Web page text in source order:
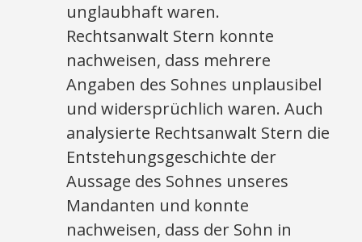
unglaubhaft waren.
Rechtsanwalt Stern konnte
nachweisen, dass mehrere
Angaben des Sohnes unplausibel
und widersprüchlich waren. Auch
analysierte Rechtsanwalt Stern die
Entstehungsgeschichte der
Aussage des Sohnes unseres
Mandanten und konnte
nachweisen, dass der Sohn in